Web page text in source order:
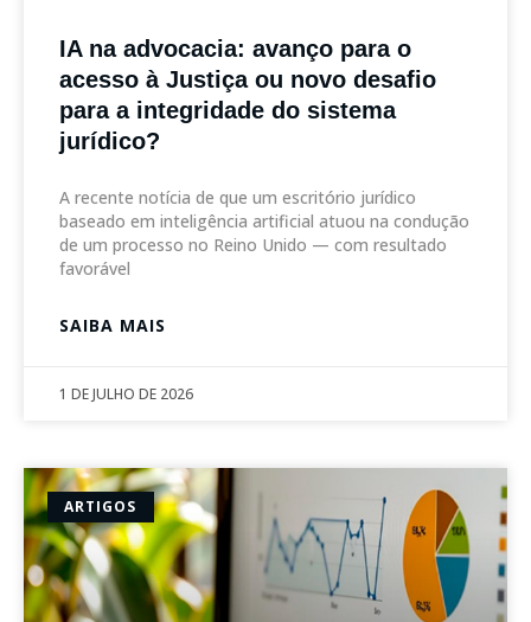
IA na advocacia: avanço para o
acesso à Justiça ou novo desafio
para a integridade do sistema
jurídico?
A recente notícia de que um escritório jurídico
baseado em inteligência artificial atuou na condução
de um processo no Reino Unido — com resultado
favorável
SAIBA MAIS
1 DE JULHO DE 2026
ARTIGOS